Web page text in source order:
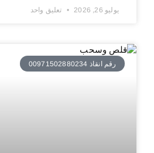
يوليو 26, 2026 تعليق واحد
رقم انقاذ 00971502880234